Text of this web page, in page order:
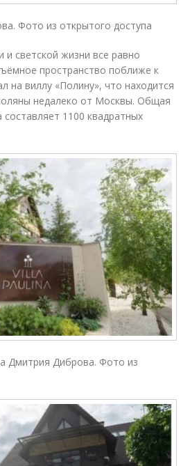
Фото из открытого доступа
светской жизни все равно
пространство поближе к
на виллу «Полину», что находится
недалеко от Москвы. Общая
1100 квадратных
Дмитрия Диброва. Фото из